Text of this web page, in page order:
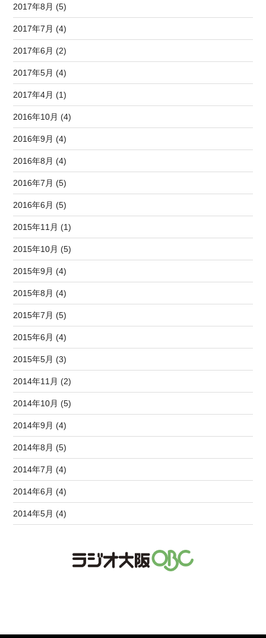
2017年8月 (5)
2017年7月 (4)
2017年6月 (2)
2017年5月 (4)
2017年4月 (1)
2016年10月 (4)
2016年9月 (4)
2016年8月 (4)
2016年7月 (5)
2016年6月 (5)
2015年11月 (1)
2015年10月 (5)
2015年9月 (4)
2015年8月 (4)
2015年7月 (5)
2015年6月 (4)
2015年5月 (3)
2014年11月 (2)
2014年10月 (5)
2014年9月 (4)
2014年8月 (5)
2014年7月 (4)
2014年6月 (4)
2014年5月 (4)